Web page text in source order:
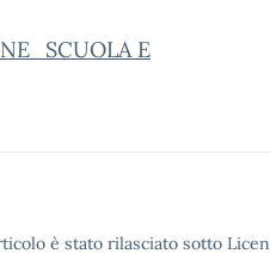
E
è stato rilasciato sotto